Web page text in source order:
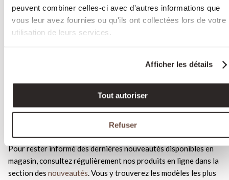
peuvent combiner celles-ci avec d'autres informations que
vous leur avez fournies ou qu'ils ont collectées lors de votre
utilisation de leurs services.
Afficher les détails
Tout autoriser
Refuser
Toutes vos questions
Comment puis-je connaître les
nouveautés disponibles en magasin
Pour rester informé des dernières nouveautés disponibles en
magasin, consultez régulièrement nos produits en ligne dans la
section des nouveautés. Vous y trouverez les modèles les plus